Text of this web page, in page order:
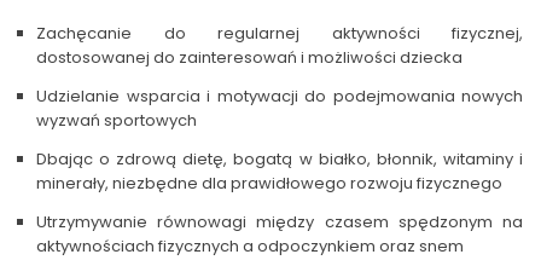
Zachęcanie do regularnej aktywności fizycznej,
dostosowanej do zainteresowań i możliwości dziecka
Udzielanie wsparcia i motywacji do podejmowania nowych
wyzwań sportowych
Dbając o zdrową dietę, bogatą w białko, błonnik, witaminy i
minerały, niezbędne dla prawidłowego rozwoju fizycznego
Utrzymywanie równowagi między czasem spędzonym na
aktywnościach fizycznych a odpoczynkiem oraz snem